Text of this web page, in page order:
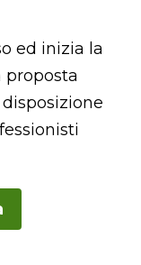
ed inizia la